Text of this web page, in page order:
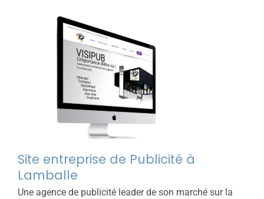
Site entreprise de Publicité à
Site entreprise de Publicité à
Lamballe
Une agence de publicité leader de son marché sur la